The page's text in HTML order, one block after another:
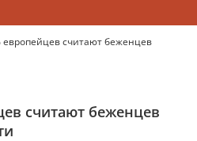
европейцев считают беженцев
считают беженцев